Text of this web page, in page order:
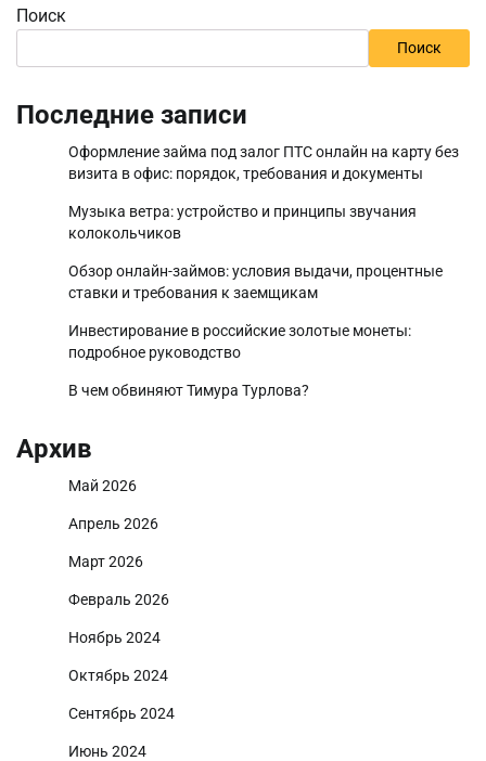
Поиск
Поиск
Последние записи
Оформление займа под залог ПТС онлайн на карту без
визита в офис: порядок, требования и документы
Музыка ветра: устройство и принципы звучания
колокольчиков
Обзор онлайн-займов: условия выдачи, процентные
ставки и требования к заемщикам
Инвестирование в российские золотые монеты:
подробное руководство
В чем обвиняют Тимура Турлова?
Архив
Май 2026
Апрель 2026
Март 2026
Февраль 2026
Ноябрь 2024
Октябрь 2024
Сентябрь 2024
Июнь 2024